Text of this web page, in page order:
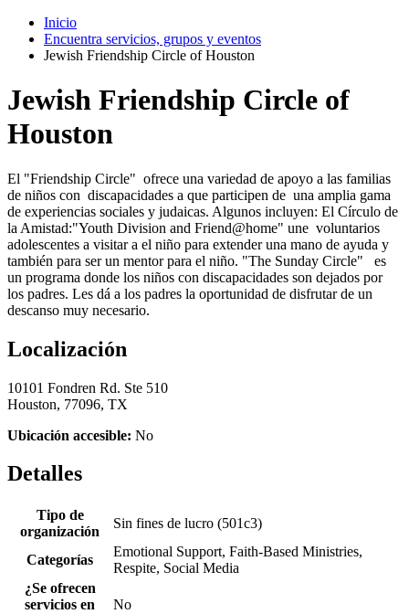
Inicio
Encuentra servicios, grupos y eventos
Jewish Friendship Circle of Houston
Jewish Friendship Circle of
Houston
El "Friendship Circle" ofrece una variedad de apoyo a las familias
de niños con discapacidades a que participen de una amplia gama
de experiencias sociales y judaicas. Algunos incluyen: El Círculo de
la Amistad:"Youth Division and Friend@home" une voluntarios
adolescentes a visitar a el niño para extender una mano de ayuda y
también para ser un mentor para el niño. "The Sunday Circle" es
un programa donde los niños con discapacidades son dejados por
los padres. Les dá a los padres la oportunidad de disfrutar de un
descanso muy necesario.
Localización
10101 Fondren Rd. Ste 510
Houston, 77096, TX
Ubicación accesible: No
Detalles
Tipo de
organización
Sin fines de lucro (501c3)
Categorías
Emotional Support, Faith-Based Ministries,
Respite, Social Media
¿Se ofrecen
servicios en
No